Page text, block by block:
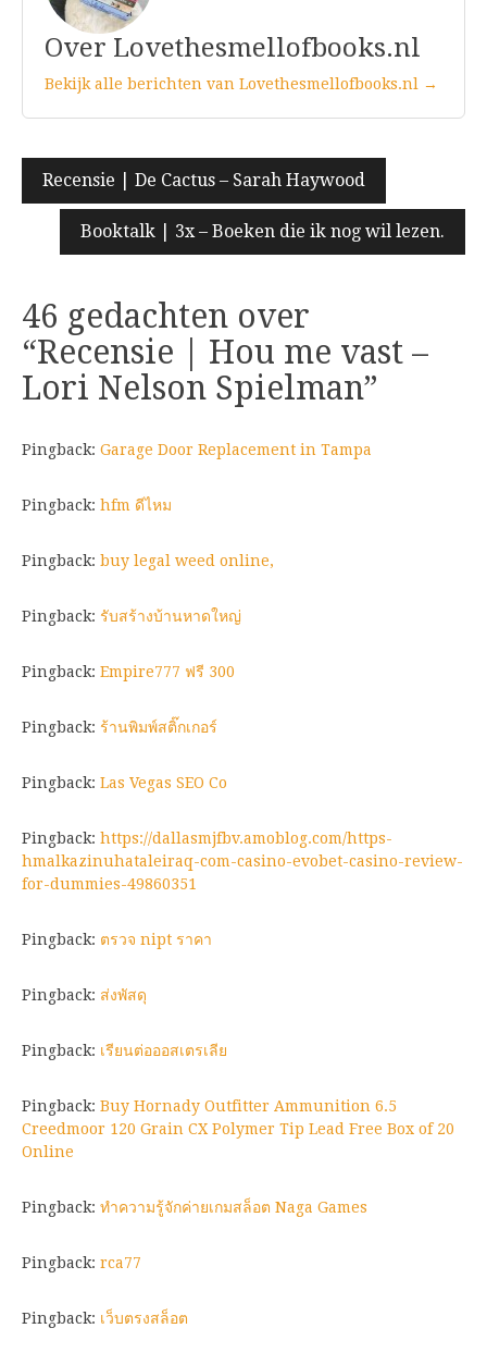
Over Lovethesmellofbooks.nl
Bekijk alle berichten van Lovethesmellofbooks.nl →
Bericht
navigatie
Recensie | De Cactus – Sarah Haywood
Booktalk | 3x – Boeken die ik nog wil lezen.
46 gedachten over
“Recensie | Hou me vast –
Lori Nelson Spielman”
Pingback: Garage Door Replacement in Tampa
Pingback: hfm ดีไหม
Pingback: buy legal weed online,
Pingback: รับสร้างบ้านหาดใหญ่
Pingback: Empire777 ฟรี 300
Pingback: ร้านพิมพ์สติ๊กเกอร์
Pingback: Las Vegas SEO Co
Pingback: https://dallasmjfbv.amoblog.com/https-
hmalkazinuhataleiraq-com-casino-evobet-casino-review-
for-dummies-49860351
Pingback: ตรวจ nipt ราคา
Pingback: ส่งพัสดุ
Pingback: เรียนต่อออสเตรเลีย
Pingback: Buy Hornady Outfitter Ammunition 6.5
Creedmoor 120 Grain CX Polymer Tip Lead Free Box of 20
Online
Pingback: ทำความรู้จักค่ายเกมสล็อต Naga Games
Pingback: rca77
Pingback: เว็บตรงสล็อต